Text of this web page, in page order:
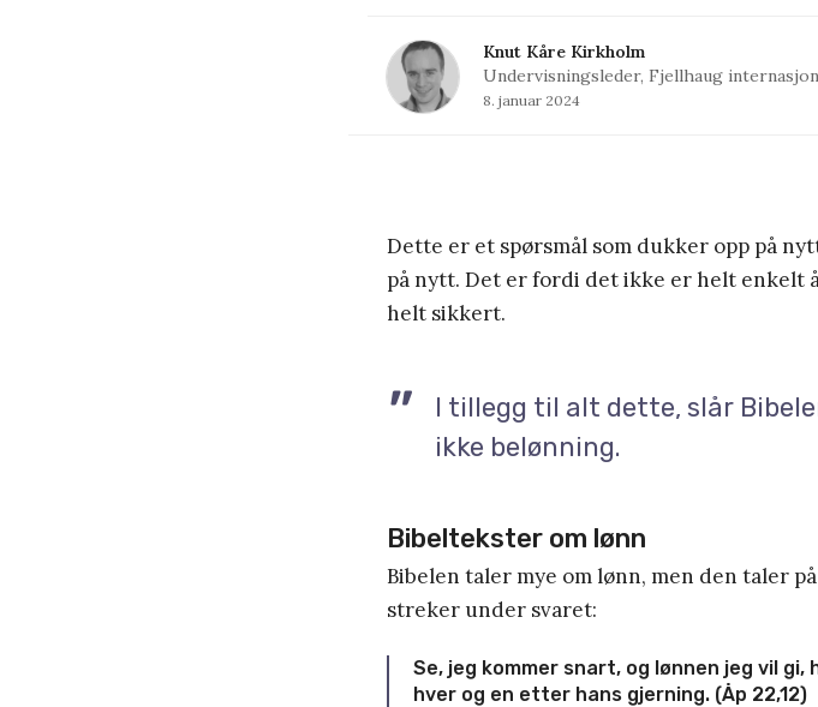
Knut Kåre Kirkholm
Undervisningsleder, Fjellhaug
8. januar 2024
Dette er et spørsmål som dukker opp på
på nytt. Det er fordi det ikke er helt enkelt
helt sikkert.
I tillegg til alt dette, slår
ikke belønning.
Bibeltekster om lønn
Bibelen taler mye om lønn, men den taler
streker under svaret:
Se, jeg kommer snart, og lønnen jeg vil gi,
hver og en etter hans gjerning. (Åp 22,12)